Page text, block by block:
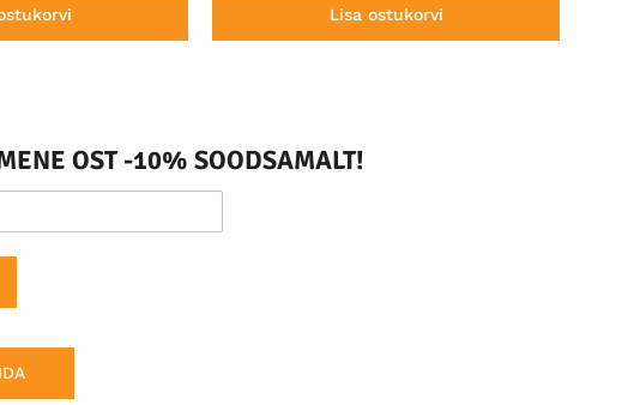
Lisa ostukorvi
OST -10% SOODSAMALT!